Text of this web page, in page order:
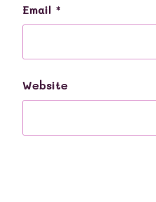
Email *
Website